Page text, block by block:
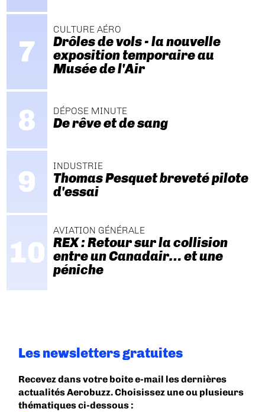
CULTURE AÉRO
Drôles de vols - la nouvelle
exposition temporaire au
Musée de l'Air
DÉPOSE MINUTE
De rêve et de sang
INDUSTRIE
Thomas Pesquet breveté pilote
d'essai
AVIATION GÉNÉRALE
REX : Retour sur la collision
entre un Canadair… et une
péniche
Les newsletters gratuites
Recevez dans votre boite e-mail les dernières
actualités Aerobuzz. Choisissez une ou plusieurs
thématiques ci-dessous :